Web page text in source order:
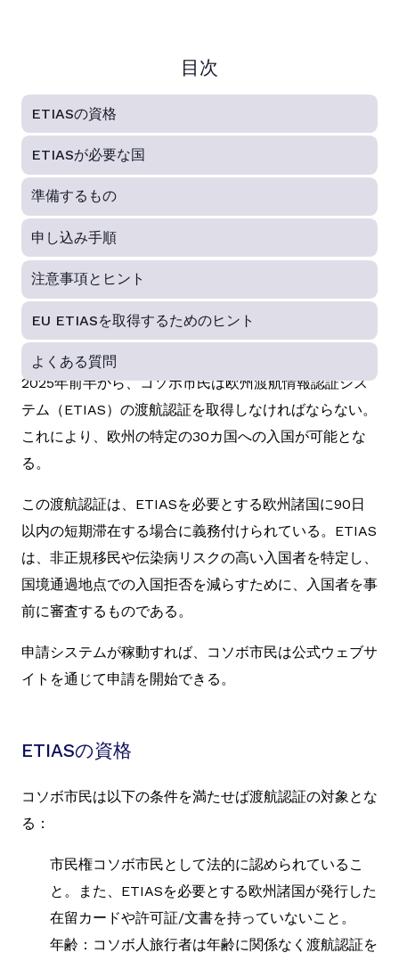
目次
ETIASの資格
ETIASが必要な国
準備するもの
申し込み手順
注意事項とヒント
EU ETIASを取得するためのヒント
よくある質問
2025年前半から、コソボ市民は欧州渡航情報認証シス
テム（ETIAS）の渡航認証を取得しなければならない。
これにより、欧州の特定の30カ国への入国が可能とな
る。
この渡航認証は、ETIASを必要とする欧州諸国に90日
以内の短期滞在する場合に義務付けられている。ETIAS
は、非正規移民や伝染病リスクの高い入国者を特定し、
国境通過地点での入国拒否を減らすために、入国者を事
前に審査するものである。
申請システムが稼動すれば、コソボ市民は公式ウェブサ
イトを通じて申請を開始できる。
ETIASの資格
コソボ市民は以下の条件を満たせば渡航認証の対象とな
る：
市民権コソボ市民として法的に認められているこ
と。また、ETIASを必要とする欧州諸国が発行した
在留カードや許可証/文書を持っていないこと。
年齢：コソボ人旅行者は年齢に関係なく渡航認証を